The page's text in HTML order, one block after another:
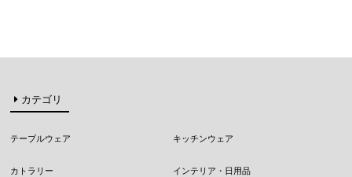
カテゴリ
テーブルウェア キッチンウェア
カトラリー インテリア・日用品